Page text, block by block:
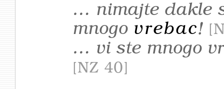
… nimajte dakle
mnogo vrebac!
… vi ste mnogo
NZ 40